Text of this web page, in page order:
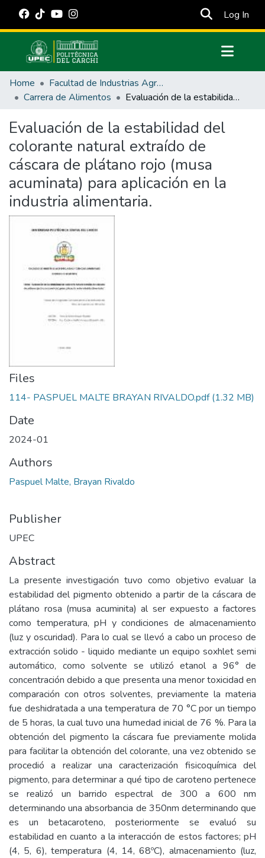
Log In
Communities & Collections
All of DSpace
Estadísticas Externas
Manuales
Home
Facultad de Industrias Agropecuarias y Ciencias Ambientales
Carrera de Alimentos
Evaluación de la estabilidad del colorante natural extraído de cáscara de plátano rojo (musa acuminata) para aplicación en la industria alimentaria.
Evaluación de la estabilidad del
colorante natural extraído de
cáscara de plátano rojo (musa
acuminata) para aplicación en la
industria alimentaria.
Files
114- PASPUEL MALTE BRAYAN RIVALDO.pdf(1.32 MB)
Date
2024-01
Authors
Paspuel Malte, Brayan Rivaldo
Publisher
UPEC
Abstract
La presente investigación tuvo como objetivo evaluar la
estabilidad del pigmento obtenido a partir de la cáscara de
plátano rosa (musa acuminita) al ser expuesto a factores
como temperatura, pH y condiciones de almacenamiento
(luz y oscuridad). Para lo cual se llevó a cabo un proceso de
extracción solido - liquido mediante un equipo soxhlet semi
automático, como solvente se utilizó etanol a 96° de
concentración debido a que presenta una menor toxicidad en
comparación con otros solventes, previamente la materia
fue deshidratada a una temperatura de 70 °C por un tiempo
de 5 horas, la cual tuvo una humedad inicial de 76 %. Para la
obtención del pigmento la cáscara fue previamente molida
para facilitar la obtención del colorante, una vez obtenido se
procedió a realizar una caracterización fisicoquímica del
pigmento, para determinar a qué tipo de caroteno pertenece
se realizó un barrido espectral de 300 a 600 nm
determinando una absorbancia de 350nm determinando que
es un betacaroteno, posteriormente se evaluó su
estabilidad en cuanto a la interacción de estos factores; pH
(4, 5, 6), temperatura (4, 14, 68ºC), almacenamiento (luz,